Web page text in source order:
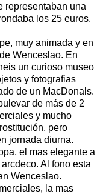
representaban una
los 25 euros.
muy animada y en
Wenceslao. En
un curioso museo
y fotografias
de un MacDonals.
de más de 2
y mucho
pero
jornada diurna.
el mas elegante a
Al fono esta
Wenceslao.
la mas